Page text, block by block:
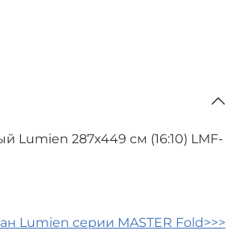
Lumien 287x449 см (16:10) LMF-
Lumien серии MASTER Fold>>>